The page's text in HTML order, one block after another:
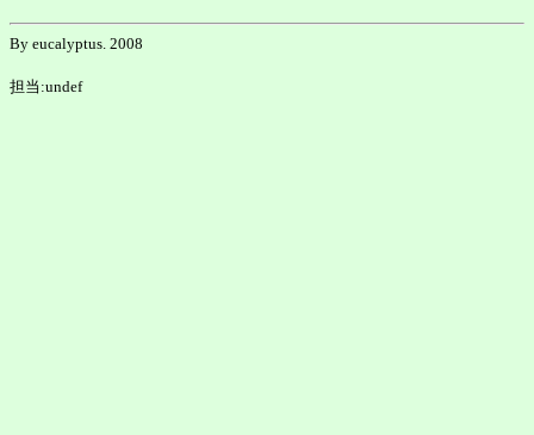
By eucalyptus. 2008
担当:undef